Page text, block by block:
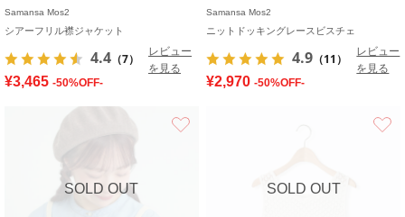
Samansa Mos2
シアーフリル襟ジャケット
4.4 （7）
レビュー
を見る
¥3,465 -50%OFF-
Samansa Mos2
ニットドッキングレースビスチェ
4.9 （11）
レビュー
を見る
¥2,970 -50%OFF-
SOLD OUT SOLD OUT